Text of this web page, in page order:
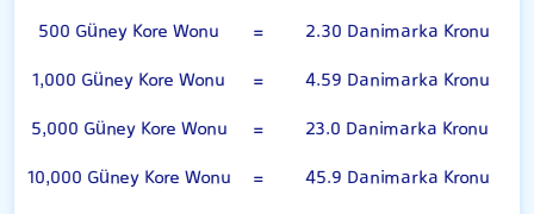
500 Güney Kore Wonu
=
2.30 Danimarka Kronu
1,000 Güney Kore Wonu
=
4.59 Danimarka Kronu
5,000 Güney Kore Wonu
=
23.0 Danimarka Kronu
10,000 Güney Kore Wonu
= 45.9 Danimarka Kronu